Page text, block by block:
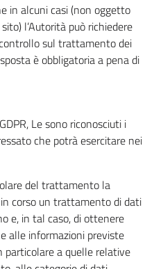
in alcuni casi (non oggetto
l’Autorità può richiedere
sul trattamento dei
è obbligatoria a pena di
Le sono riconosciuti i
che potrà esercitare nei
del trattamento la
corso un trattamento di dati
e, in tal caso, di ottenere
alle informazioni previste
particolare a quelle relative